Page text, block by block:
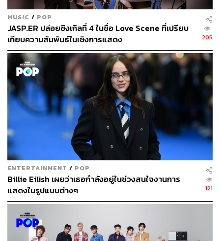
MUSIC / POP
JASP.ER ปล่อยซิงเกิลที่ 4 ในชื่อ Love Scene ที่เปรียบ
เทียบความสัมพันธ์ในเชิงการแสดง
205
ENTERTAINMENT / POP
Billie Eilish เผยว่าเธอกำลังอยู่ในช่วงสนใจงานการ
แสดงในรูปแบบต่างๆ
121